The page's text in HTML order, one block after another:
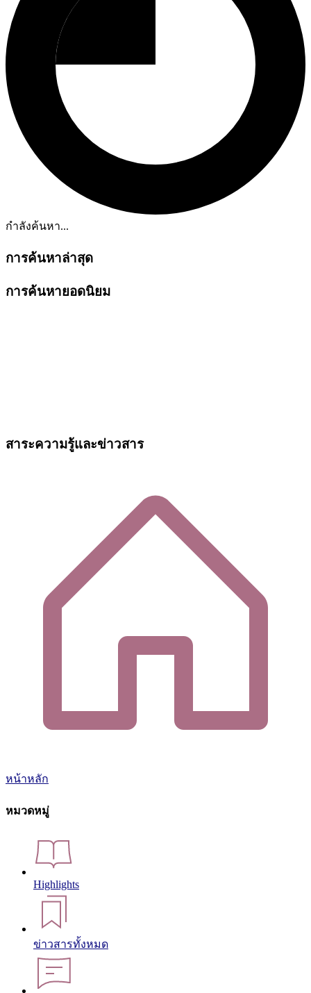
กำลังค้นหา...
การค้นหาล่าสุด
การค้นหายอดนิยม
สาระความรู้และข่าวสาร
หน้าหลัก
หมวดหมู่
Highlights
ข่าวสารทั้งหมด